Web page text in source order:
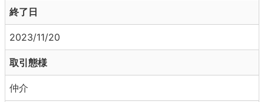
終了日
2023/11/20
取引態様
仲介